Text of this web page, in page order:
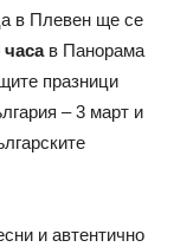
в Плевен ще се
в Панорама
празници
– 3 март и
и автентично